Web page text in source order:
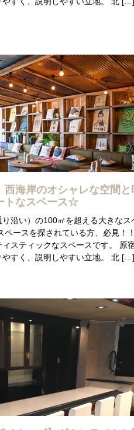
沿い）の100㎡を超える大きなス
ースを探されている方、必見！！
西海岸のオシャレな空間と
トなスペース☆
沿い）の100㎡を超える大きなス
ースを探されている方、必見！！
やすく、説明しやすい立地。 北